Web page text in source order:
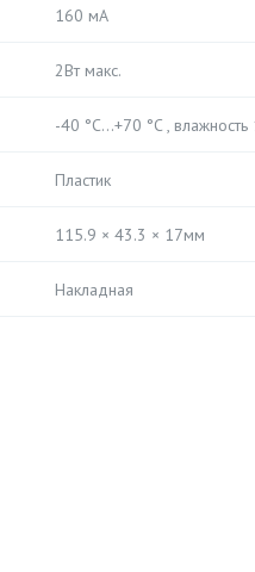
160 мА
2Вт макс.
-40 °C…+70 °C , влажность
Пластик
115.9 × 43.3 × 17мм
Накладная